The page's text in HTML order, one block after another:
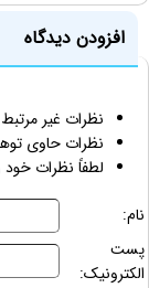
افزودن دیدگاه
نظرات غیر
نظرات حاوی
لطفاً نظرات
نام:
پست
الکترونیک: